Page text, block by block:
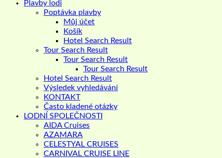
Plavby lodi
Poptávka plavby
Můj účet
Košík
Hotel Search Result
Tour Search Result
Tour Search Result
Tour Search Result
Hotel Search Result
Výsledek vyhledávání
KONTAKT
Často kladené otázky
LODNÍ SPOLEČNOSTI
AIDA Cruises
AZAMARA
CELESTYAL CRUISES
CARNIVAL CRUISE LINE